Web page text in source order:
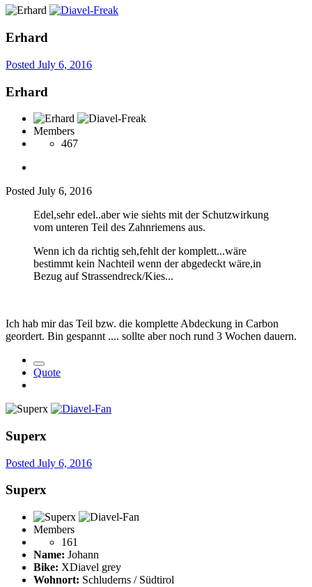
Erhard
Posted July 6, 2016
Erhard
Members
467
Posted July 6, 2016
Edel,sehr edel..aber wie siehts mit der Schutzwirkung
vom unteren Teil des Zahnriemens aus.
Wenn ich da richtig seh,fehlt der komplett...wäre
bestimmt kein Nachteil wenn der abgedeckt wäre,in
Bezug auf Strassendreck/Kies...
Ich hab mir das Teil bzw. die komplette Abdeckung in Carbon
geordert. Bin gespannt .... sollte aber noch rund 3 Wochen dauern.
Quote
Superx
Posted July 6, 2016
Superx
Members
161
Name: Johann
Bike: XDiavel grey
Wohnort: Schluderns / Südtirol